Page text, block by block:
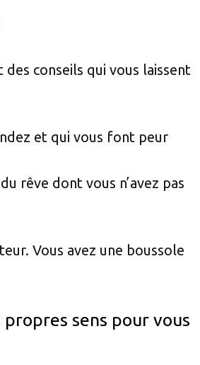
conseils qui vous laissent
et qui vous font peur
rêve dont vous n’avez pas
Vous avez une boussole
sens pour vous